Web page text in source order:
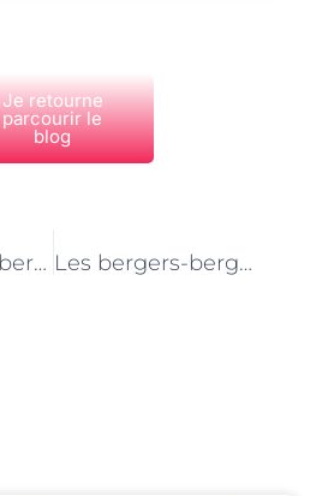
Je retourne
parcourir le
blog
Le métier de berger-bergère à Paris : Un équilibre entre tradition et innovation Les bergers-bergères de Paris : Des éducateurs à part entière pour sensibiliser à la nature en ville